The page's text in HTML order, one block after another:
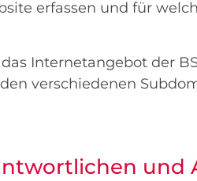
erfassen und für
Internetangebot der
verschiedenen
und